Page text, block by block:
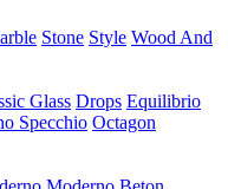
Stone Style Wood And
Glass Drops Equilibrio
Specchio Octagon